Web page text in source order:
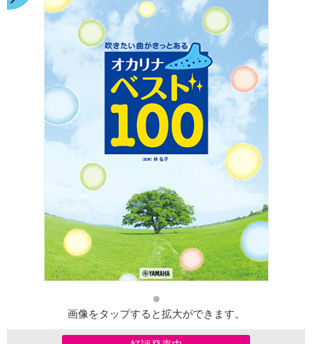
画像をタップすると拡大ができます。